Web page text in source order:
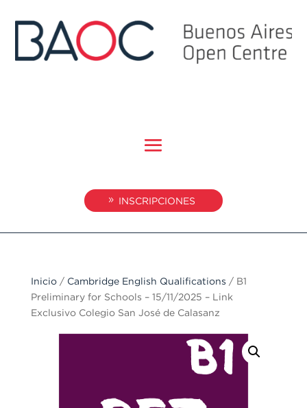
INSCRIPCIONES
Inicio/ Cambridge English Qualifications / B1
Preliminary for Schools – 15/11/2025 – Link
Exclusivo Colegio San José de Calasanz